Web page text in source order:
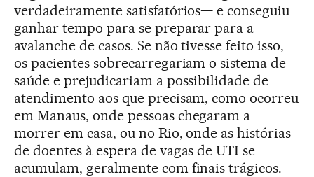
verdadeiramente satisfatórios— e conseguiu
ganhar tempo para se preparar para a
avalanche de casos. Se não tivesse feito isso,
os pacientes sobrecarregariam o sistema de
saúde e prejudicariam a possibilidade de
atendimento aos que precisam, como ocorreu
em Manaus, onde pessoas chegaram a
morrer em casa, ou no Rio, onde as histórias
de doentes à espera de vagas de UTI se
acumulam, geralmente com finais trágicos.